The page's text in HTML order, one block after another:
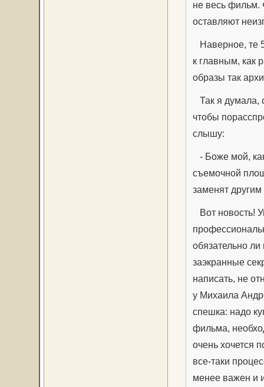
не весь фильм.
оставляют
Наверное, те
к главным, как
образы так
Так я думала,
чтобы
слышу:
- Боже мой,
съемочной
заменят
Вот новость!
обязательно
заэкранные
написать, не
у Михаила
спешка: надо
фильма,
очень хочется
все-таки
менее важен и